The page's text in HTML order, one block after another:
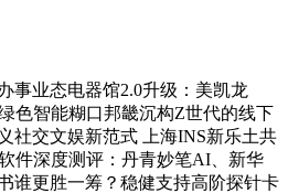
业态电器馆2.0升级：美凯龙
色智能糊口邦畿沉构Z世代的线下
社交文娱新范式 上海INS新乐土共
件深度测评：丹青妙笔AI、新华
谁更胜一筹？稳健支持高阶探针卡